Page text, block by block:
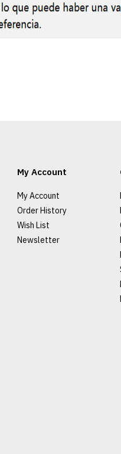
My Account
My Account
Order History
Wish List
Newsletter